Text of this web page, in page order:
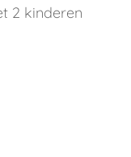
2 kinderen